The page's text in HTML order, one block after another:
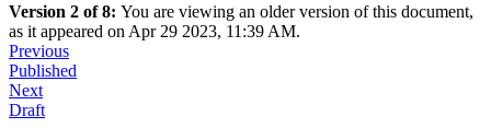
Version 2 of 8: You are viewing an older version of this document,
as it appeared on Apr 29 2023, 11:39 AM.
Previous
Published
Next
Draft